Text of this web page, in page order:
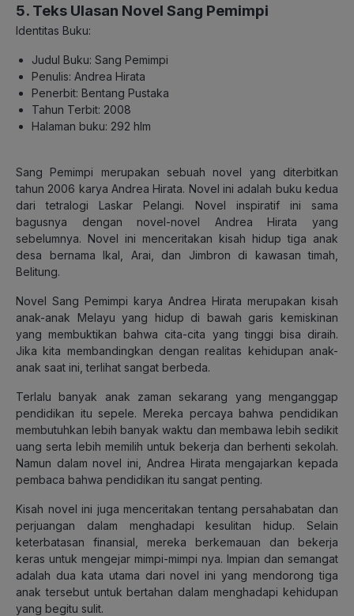
5. Teks Ulasan Novel Sang Pemimpi
Identitas Buku:
Judul Buku: Sang Pemimpi
Penulis: Andrea Hirata
Penerbit: Bentang Pustaka
Tahun Terbit: 2008
Halaman buku: 292 hlm
Sang Pemimpi merupakan sebuah novel yang diterbitkan
tahun 2006 karya Andrea Hirata. Novel ini adalah buku kedua
dari tetralogi Laskar Pelangi. Novel inspiratif ini sama
bagusnya dengan novel-novel Andrea Hirata yang
sebelumnya. Novel ini menceritakan kisah hidup tiga anak
desa bernama Ikal, Arai, dan Jimbron di kawasan timah,
Belitung.
Novel Sang Pemimpi karya Andrea Hirata merupakan kisah
anak-anak Melayu yang hidup di bawah garis kemiskinan
yang membuktikan bahwa cita-cita yang tinggi bisa diraih.
Jika kita membandingkan dengan realitas kehidupan anak-
anak saat ini, terlihat sangat berbeda.
Terlalu banyak anak zaman sekarang yang menganggap
pendidikan itu sepele. Mereka percaya bahwa pendidikan
membutuhkan lebih banyak waktu dan membawa lebih sedikit
uang serta lebih memilih untuk bekerja dan berhenti sekolah.
Namun dalam novel ini, Andrea Hirata mengajarkan kepada
pembaca bahwa pendidikan itu sangat penting.
Kisah novel ini juga menceritakan tentang persahabatan dan
perjuangan dalam menghadapi kesulitan hidup. Selain
keterbatasan finansial, mereka berkemauan dan bekerja
keras untuk mengejar mimpi-mimpi nya. Impian dan semangat
adalah dua kata utama dari novel ini yang mendorong tiga
anak tersebut untuk bertahan dalam menghadapi kehidupan
yang begitu sulit.